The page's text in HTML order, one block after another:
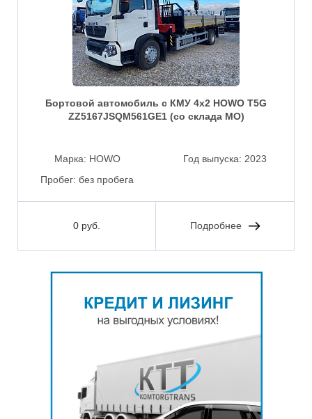
Бортовой автомобиль с КМУ 4х2 HOWO T5G
ZZ5167JSQM561GE1 (со склада МО)
Марка: HOWO Год выпуска: 2023
Пробег: без пробега
0 руб. Подробнее